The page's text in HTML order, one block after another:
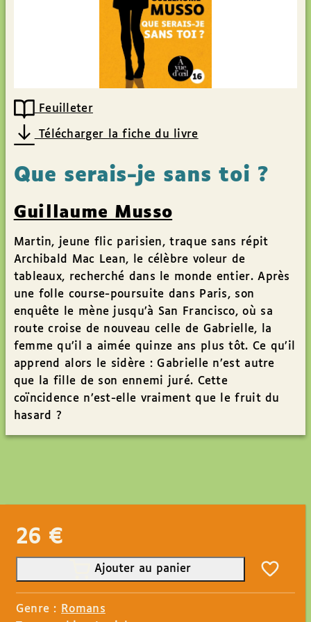
Feuilleter
Télécharger la fiche du livre
Que serais-je sans toi ?
Guillaume Musso
Martin, jeune flic parisien, traque sans répit
Archibald Mac Lean, le célèbre voleur de
tableaux, recherché dans le monde entier. Après
une folle course-poursuite dans Paris, son
enquête le mène jusqu’à San Francisco, où sa
route croise de nouveau celle de Gabrielle, la
femme qu’il a aimée quinze ans plus tôt. Ce qu’il
apprend alors le sidère : Gabrielle n’est autre
que la fille de son ennemi juré. Cette
coïncidence n’est-elle vraiment que le fruit du
hasard ?
26 €
Ajouter au panier
Genre : Romans